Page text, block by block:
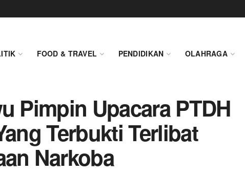
FOOD & TRAVEL PENDIDIKAN OLAHRAGA
Pimpin Upacara PTDH
Terbukti Terlibat
Narkoba